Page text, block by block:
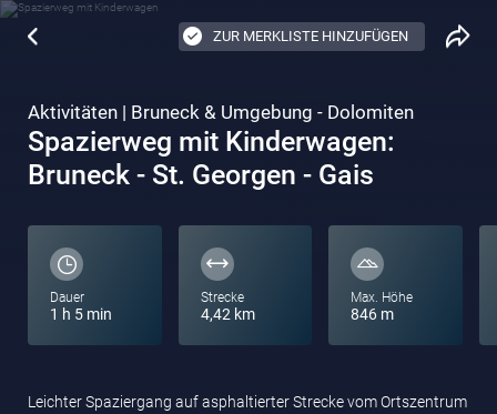
ZUR MERKLISTE HINZUFÜGEN
Aktivitäten | Bruneck & Umgebung - Dolomiten
Spazierweg mit Kinderwagen:
Bruneck - St. Georgen - Gais
Dauer
1 h 5 min
Strecke
4,42 km
Max. Höhe
846 m
Leichter Spaziergang auf asphaltierter Strecke vom Ortszentrum